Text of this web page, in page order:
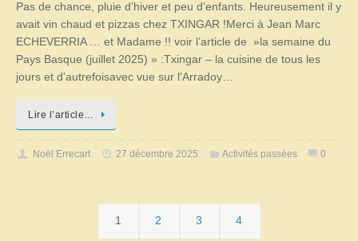
Pas de chance, pluie d’hiver et peu d’enfants. Heureusement il y
avait vin chaud et pizzas chez TXINGAR !Merci à Jean Marc
ECHEVERRIA … et Madame !! voir l’article de »la semaine du
Pays Basque (juillet 2025) » :Txingar – la cuisine de tous les
jours et d’autrefoisavec vue sur l’Arradoy…
Lire l’article…
Noël Errecart 27 décembre 2025 Activités passées 0
1 2 3 4